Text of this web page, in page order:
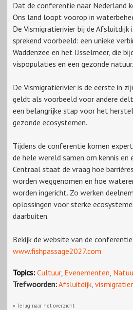
Dat de conferentie naar Nederland
Ons land loopt voorop in
De Vismigratierivier bij de Afsluitdijk
sprekend voorbeeld: een unieke
Waddenzee en het IJsselmeer, die
vispopulaties en een gezonde natuur.
De Vismigratierivier is de eerste in
geldt als voorbeeld voor andere
een belangrijke stap voor het
gezonde ecosystemen.
Tijdens de conferentie komen
de hele wereld samen om kennis en
Centraal staat de vraag hoe
worden weggenomen en hoe
worden ingericht. Zo werken
oplossingen voor sterke
daarbuiten.
Bekijk de website van de
www.fishpassage2027.com
Topics: Cultuur, Evenementen,
Trefwoorden:Afsluitdijk,
« Terug naar het overzicht